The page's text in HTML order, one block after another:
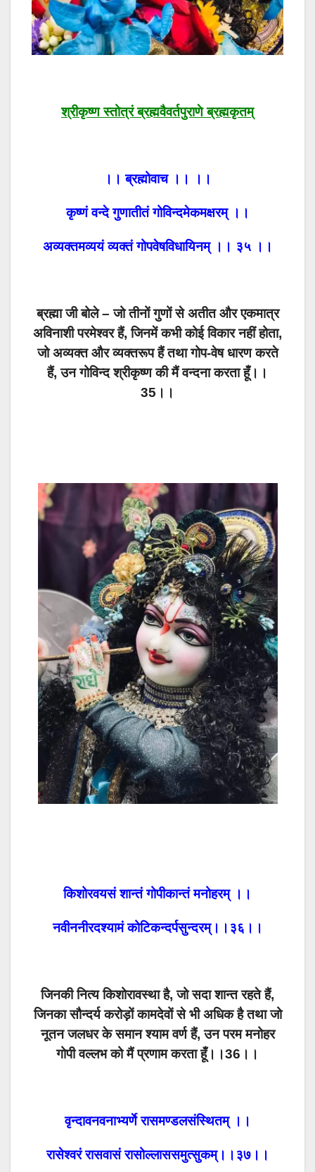
श्रीकृष्ण स्तोत्रं ब्रह्मवैवर्तपुराणे ब्रह्मकृतम्
।। ब्रह्मोवाच ।। ।।
कृष्णं वन्दे गुणातीतं गोविन्दमेकमक्षरम् ।।
अव्यक्तमव्ययं व्यक्तं गोपवेषविधायिनम् ।। ३५ ।।
ब्रह्मा जी बोले – जो तीनों गुणों से अतीत और एकमात्र
अविनाशी परमेश्वर हैं, जिनमें कभी कोई विकार नहीं होता,
जो अव्यक्त और व्यक्तरूप हैं तथा गोप-वेष धारण करते
हैं, उन गोविन्द श्रीकृष्ण की मैं वन्दना करता हूँ।।
35।।
किशोरवयसं शान्तं गोपीकान्तं मनोहरम् ।।
नवीननीरदश्यामं कोटिकन्दर्पसुन्दरम्।।३६।।
जिनकी नित्य किशोरावस्था है, जो सदा शान्त रहते हैं,
जिनका सौन्दर्य करोड़ों कामदेवों से भी अधिक है तथा जो
नूतन जलधर के समान श्याम वर्ण हैं, उन परम मनोहर
गोपी वल्लभ को मैं प्रणाम करता हूँ।।36।।
वृन्दावनवनाभ्यर्णे रासमण्डलसंस्थितम् ।।
रासेश्वरं रासवासं रासोल्लाससमुत्सुकम्।।३७।।